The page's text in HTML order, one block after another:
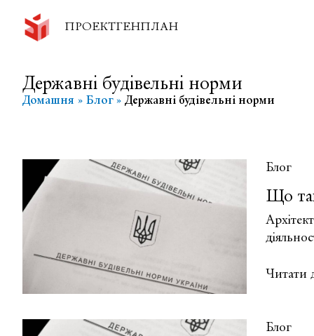
вмісту
ПРОЕКТГЕНПЛАН
Державні будівельні норми
Домашня Блог Державні будівельні норми
Блог
Що
Що
та
Читати
Блог